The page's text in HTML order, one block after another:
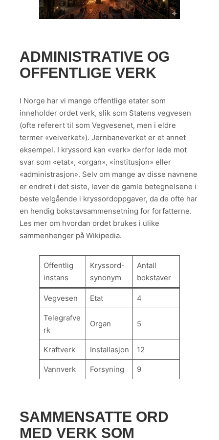
ADMINISTRATIVE OG
OFFENTLIGE VERK
I Norge har vi mange offentlige etater som
inneholder ordet verk, slik som Statens vegvesen
(ofte referert til som Vegvesenet, men i eldre
termer «veiverket»). Jernbaneverket er et annet
eksempel. I kryssord kan «verk» derfor lede mot
svar som «etat», «organ», «institusjon» eller
«administrasjon». Selv om mange av disse navnene
er endret i det siste, lever de gamle betegnelsene i
beste velgående i kryssordoppgaver, da de ofte har
en hendig bokstavsammensetning for forfatterne.
Les mer om hvordan ordet brukes i ulike
sammenhenger på Wikipedia.
Offentlig
instans
Kryssord-
synonym
Antall
bokstaver
Vegvesen Etat 4
Telegrafve
rk
Organ 5
Kraftverk Installasjon 12
Vannverk Forsyning 9
SAMMENSATTE ORD
MED VERK SOM